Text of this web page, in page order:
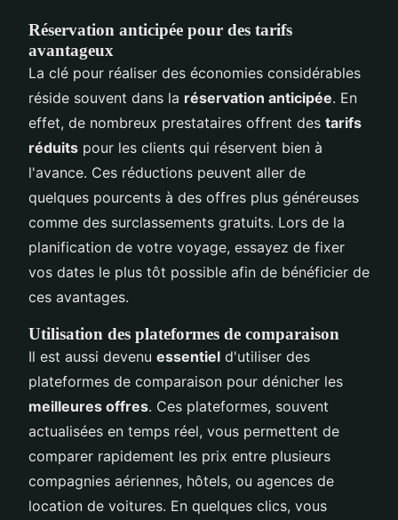
Réservation anticipée pour des tarifs
avantageux
La clé pour réaliser des économies considérables
réside souvent dans la réservation anticipée. En
effet, de nombreux prestataires offrent des tarifs
réduits pour les clients qui réservent bien à
l'avance. Ces réductions peuvent aller de
quelques pourcents à des offres plus généreuses
comme des surclassements gratuits. Lors de la
planification de votre voyage, essayez de fixer
vos dates le plus tôt possible afin de bénéficier de
ces avantages.
Utilisation des plateformes de comparaison
Il est aussi devenu essentiel d'utiliser des
plateformes de comparaison pour dénicher les
meilleures offres. Ces plateformes, souvent
actualisées en temps réel, vous permettent de
comparer rapidement les prix entre plusieurs
compagnies aériennes, hôtels, ou agences de
location de voitures. En quelques clics, vous